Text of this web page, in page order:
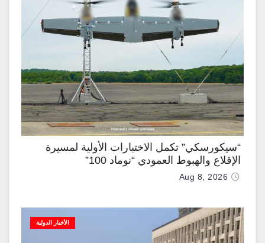
“سيكورسكي” تكمل الاختبارات الأولية لمسيرة
الإقلاع والهبوط العمودي “نوماد 100”
Aug 8, 2026
الأخبار الدولية